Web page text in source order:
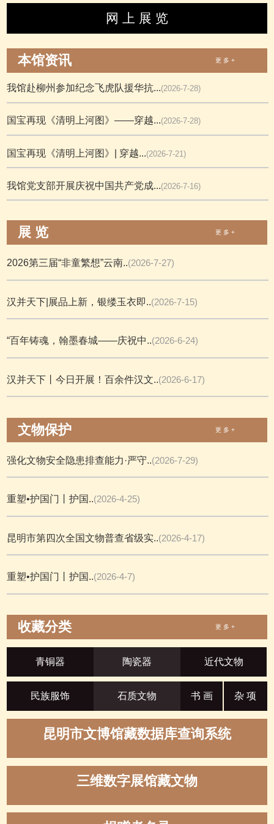
网 上 展 览
本馆资讯 更 多 +
我馆赴柳州参加纪念飞虎队援华抗...(2026-7-28)
国宝再现《清明上河图》——穿越...(2026-7-28)
国宝再现《清明上河图》| 穿越...(2026-7-21)
我馆党支部开展庆祝中国共产党成...(2026-7-16)
展 览 更 多 +
2026第三届“非童繁想”云南..(2026-7-27)
汉并天下|展品上新，银缕玉衣即..(2026-7-15)
“百年铸魂，翰墨春城——庆祝中..(2026-6-24)
汉并天下丨今日开展！百余件汉文..(2026-6-17)
文物保护 更 多 +
强化文物安全隐患排查能力·严守..(2026-7-29)
重塑•护国门丨护国..(2026-4-25)
昆明市第四次全国文物普查省级实..(2026-4-17)
重塑•护国门丨护国..(2026-4-7)
收藏分类 更 多 +
青铜器 陶瓷器 近代文物
民族服饰 石质文物 书 画 杂 项
昆明市文博馆藏数据库查询系统
三维数字展馆藏文物